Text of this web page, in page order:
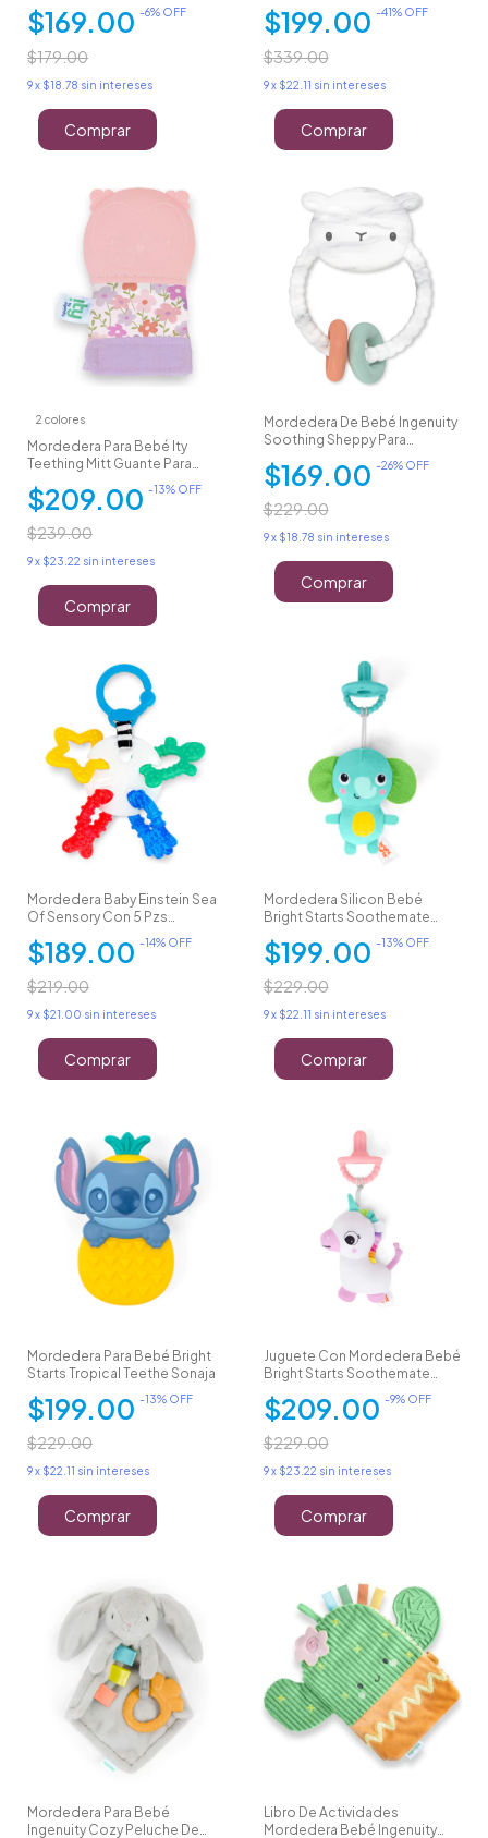
$169.00 -6% OFF
$179.00
9x $18.78 sin intereses
Comprar
$199.00 -41% OFF
$339.00
9 x $22.11 sin intereses
Comprar
2 colores
Mordedera Para Bebé Ity
Teething Mitt Guante Para
$209.00 -13% OFF
$239.00
9x $23.22 sin intereses
Comprar
Mordedera De Bebé Ingenuity
Soothing Sheppy Para
$169.00 -26% OFF
$229.00
9 x $18.78 sin intereses
Comprar
Mordedera Baby Einstein Sea
Of Sensory Con 5 Pzs
$189.00 -14% OFF
$219.00
9x $21.00 sin intereses
Comprar
Mordedera Silicon Bebé
Bright Starts Soothemate
$199.00 -13% OFF
$229.00
9 x $22.11 sin intereses
Mordedera Para Bebé Bright
Starts Tropical Teethe Sonaja
$199.00 -13% OFF
$229.00
9x $22.11 sin intereses
Juguete Con Mordedera Bebé
Bright Starts Soothemate
$209.00 -9% OFF
$229.00
9 x $23.22 sin intereses
Mordedera Para Bebé
Ingenuity Cozy Peluche De
Libro De Actividades
Mordedera Bebé Ingenuity